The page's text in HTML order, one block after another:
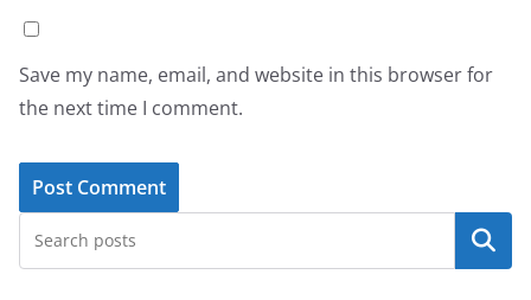
Save my name, email, and website in this browser for
the next time I comment.
Search